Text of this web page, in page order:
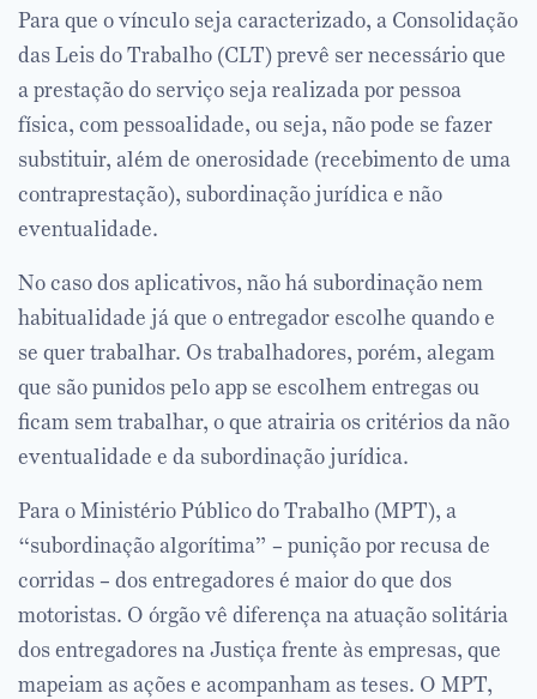
Para que o vínculo seja caracterizado, a Consolidação
das Leis do Trabalho (CLT) prevê ser necessário que
a prestação do serviço seja realizada por pessoa
física, com pessoalidade, ou seja, não pode se fazer
substituir, além de onerosidade (recebimento de uma
contraprestação), subordinação jurídica e não
eventualidade.
No caso dos aplicativos, não há subordinação nem
habitualidade já que o entregador escolhe quando e
se quer trabalhar. Os trabalhadores, porém, alegam
que são punidos pelo app se escolhem entregas ou
ficam sem trabalhar, o que atrairia os critérios da não
eventualidade e da subordinação jurídica.
Para o Ministério Público do Trabalho (MPT), a
“subordinação algorítima” – punição por recusa de
corridas – dos entregadores é maior do que dos
motoristas. O órgão vê diferença na atuação solitária
dos entregadores na Justiça frente às empresas, que
mapeiam as ações e acompanham as teses. O MPT,